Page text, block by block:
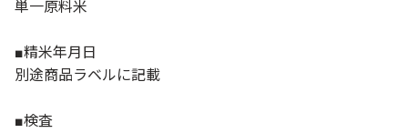
単一原料米
■精米年月日
別途商品ラベルに記載
■検査